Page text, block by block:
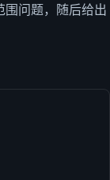
围问题，随后给出